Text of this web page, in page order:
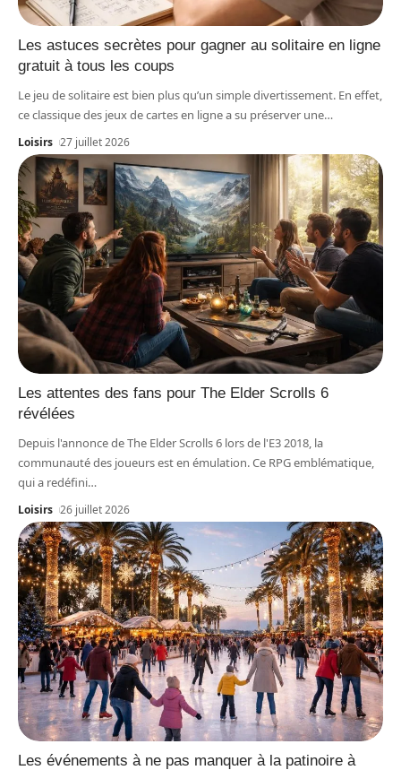
Les astuces secrètes pour gagner au solitaire en ligne
gratuit à tous les coups
Le jeu de solitaire est bien plus qu’un simple divertissement. En effet,
ce classique des jeux de cartes en ligne a su préserver une…
Loisirs 27 juillet 2026
Les attentes des fans pour The Elder Scrolls 6
révélées
Depuis l'annonce de The Elder Scrolls 6 lors de l'E3 2018, la
communauté des joueurs est en émulation. Ce RPG emblématique,
qui a redéfini…
Loisirs 26 juillet 2026
Les événements à ne pas manquer à la patinoire à